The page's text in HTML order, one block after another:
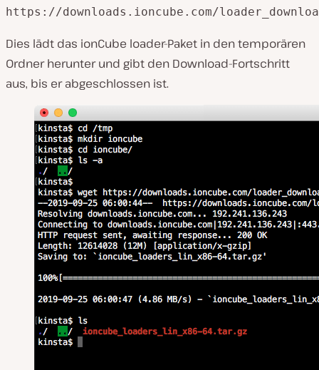
Dies lädt das ionCube loader-Paket in den temporären
Ordner herunter und gibt den Download-Fortschritt
aus, bis er abgeschlossen ist.